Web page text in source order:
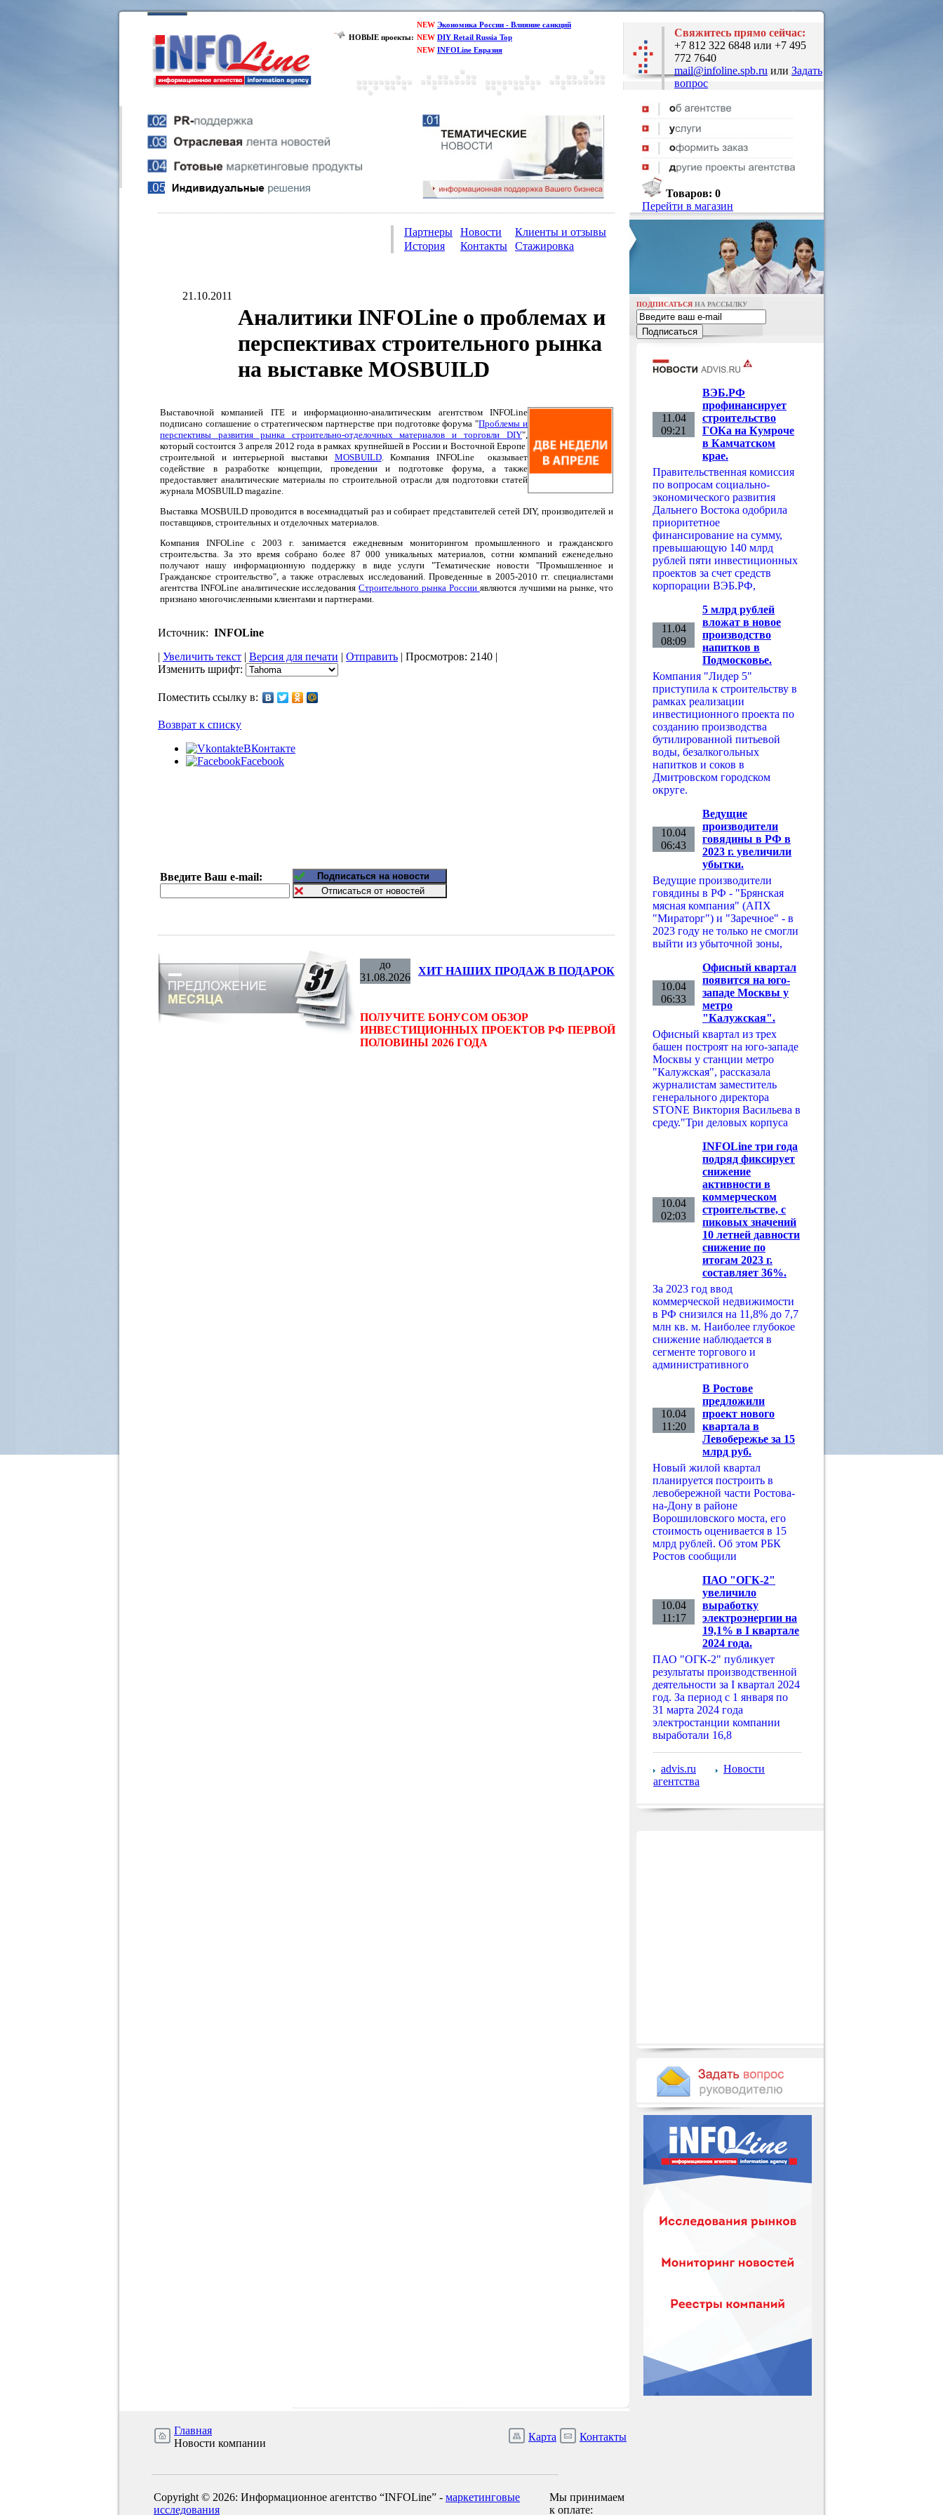
НОВЫЕ проекты:
NEW Экономика России - Влияние санкций
NEW DIY Retail Russia Top
NEW INFOLine Евразия
Свяжитесь прямо сейчас:
+7 812 322 6848 или +7 495
772 7640
mail@infoline.spb.ru или Задать
вопрос
Товаров: 0
Перейти в магазин
Партнеры Новости
Клиенты и отзывы
История
Контакты Стажировка
21.10.2011
Аналитики INFOLine о проблемах и
перспективах строительного рынка
на выставке MOSBUILD
Выставочной компанией ITE и информационно-аналитическим агентством INFOLine
подписано соглашение о стратегическом партнерстве при подготовке форума "Проблемы и
перспективы развития рынка строительно-отделочных материалов и торговли DIY",
который состоится 3 апреля 2012 года в рамках крупнейшей в России и Восточной Европе
строительной и интерьерной выставки MOSBUILD. Компания INFOLine оказывает
содействие в разработке концепции, проведении и подготовке форума, а также
предоставляет аналитические материалы по строительной отрасли для подготовки статей
журнала MOSBUILD magazine.
Выставка MOSBUILD проводится в восемнадцатый раз и собирает представителей сетей DIY, производителей и
поставщиков, строительных и отделочных материалов.
Компания INFOLine c 2003 г. занимается ежедневным мониторингом промышленного и гражданского
строительства. За это время собрано более 87 000 уникальных материалов, сотни компаний еженедельно
получают нашу информационную поддержку в виде услуги "Тематические новости "Промышленное и
Гражданское строительство", а также отраслевых исследований. Проведенные в 2005-2010 гг. специалистами
агентства INFOLine аналитические исследованияСтроительного рынка России являются лучшими на рынке, что
признано многочисленными клиентами и партнерами.
Источник: INFOLine
| Увеличить текст | Версия для печати | Отправить | Просмотров: 2140 |
Изменить шрифт:
Поместить ссылку в:
Возврат к списку
ВКонтакте
Facebook
Введите Ваш e-mail:
до
31.08.2026
ХИТ НАШИХ ПРОДАЖ В ПОДАРОК
ПОЛУЧИТЕ БОНУСОМ ОБЗОР
ИНВЕСТИЦИОННЫХ ПРОЕКТОВ РФ ПЕРВОЙ
ПОЛОВИНЫ 2026 ГОДА
ПОДПИСАТЬСЯ НА РАССЫЛКУ
11.04
09:21
ВЭБ.РФ
профинансирует
строительство
ГОКа на Кумроче
в Камчатском
крае.
Правительственная комиссия
по вопросам социально-
экономического развития
Дальнего Востока одобрила
приоритетное
финансирование на сумму,
превышающую 140 млрд
рублей пяти инвестиционных
проектов за счет средств
корпорации ВЭБ.РФ,
11.04
08:09
5 млрд рублей
вложат в новое
производство
напитков в
Подмосковье.
Компания "Лидер 5"
приступила к строительству в
рамках реализации
инвестиционного проекта по
созданию производства
бутилированной питьевой
воды, безалкогольных
напитков и соков в
Дмитровском городском
округе.
10.04
06:43
Ведущие
производители
говядины в РФ в
2023 г. увеличили
убытки.
Ведущие производители
говядины в РФ - "Брянская
мясная компания" (АПХ
"Мираторг") и "Заречное" - в
2023 году не только не смогли
выйти из убыточной зоны,
10.04
06:33
Офисный квартал
появится на юго-
западе Москвы у
метро
"Калужская".
Офисный квартал из трех
башен построят на юго-западе
Москвы у станции метро
"Калужская", рассказала
журналистам заместитель
генерального директора
STONE Виктория Васильева в
среду."Три деловых корпуса
10.04
02:03
INFOLine три года
подряд фиксирует
снижение
активности в
коммерческом
строительстве, с
пиковых значений
10 летней давности
снижение по
итогам 2023 г.
составляет 36%.
За 2023 год ввод
коммерческой недвижимости
в РФ снизился на 11,8% до 7,7
млн кв. м. Наиболее глубокое
снижение наблюдается в
сегменте торгового и
административного
10.04
11:20
В Ростове
предложили
проект нового
квартала в
Левобережье за 15
млрд руб.
Новый жилой квартал
планируется построить в
левобережной части Ростова-
на-Дону в районе
Ворошиловского моста, его
стоимость оценивается в 15
млрд рублей. Об этом РБК
Ростов сообщили
10.04
11:17
ПАО "ОГК-2"
увеличило
выработку
электроэнергии на
19,1% в I квартале
2024 года.
ПАО "ОГК-2" публикует
результаты производственной
деятельности за I квартал 2024
год. За период с 1 января по
31 марта 2024 года
электростанции компании
выработали 16,8
advis.ru
Новости
агентства
Главная
Новости компании
Карта Контакты
Copyright © 2026: Информационное агентство “INFOLine” - маркетинговые
исследования
Мы принимаем
к оплате: